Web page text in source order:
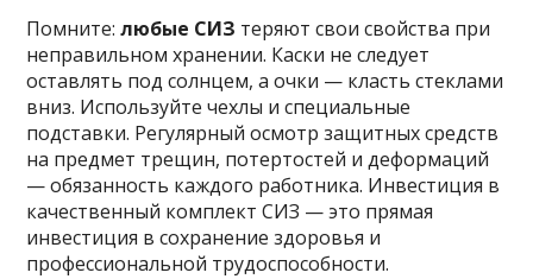
Помните:любые СИЗ теряют свои свойства при
неправильном хранении. Каски не следует
оставлять под солнцем, а очки — класть стеклами
вниз. Используйте чехлы и специальные
подставки. Регулярный осмотр защитных средств
на предмет трещин, потертостей и деформаций
— обязанность каждого работника. Инвестиция в
качественный комплект СИЗ — это прямая
инвестиция в сохранение здоровья и
профессиональной трудоспособности.